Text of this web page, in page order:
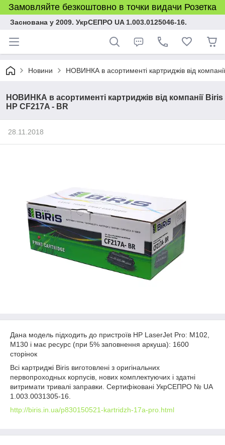
Замовляйте безкоштовно в точки видачи Розетка
Заснована у 2009. УкрСЕПРО UA 1.003.0125046-16.
Новини НОВИНКА в асортименті картриджів від
НОВИНКА в асортименті картриджів від компанії Biris
HP CF217A - BR
28.11.2018
Дана модель підходить до пристроїв HP LaserJet Pro: M102,
M130 і має ресурс (при 5% заповнення аркуша): 1600
сторінок
Всі картриджі Biris виготовлені з оригінальних
первопроходных корпусів, нових комплектуючих і здатні
витримати тривалі заправки. Сертифіковані УкрСЕПРО № UA
1.003.0031305-16.
http://biris.in.ua/p830150521-kartridzh-17a-pro.html